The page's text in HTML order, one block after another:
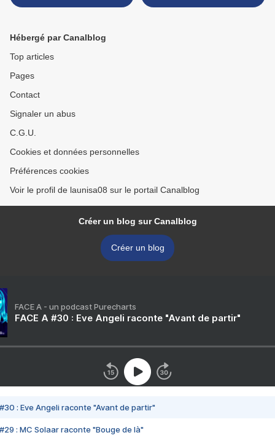
fantastiques"
Hébergé par Canalblog
Top articles
Pages
Contact
Signaler un abus
C.G.U.
Cookies et données personnelles
Préférences cookies
Voir le profil de launisa08 sur le portail Canalblog
Créer un blog sur Canalblog
Créer un blog
FACE A - un podcast Purecharts
FACE A #30 : Eve Angeli raconte "Avant de partir"
#30 : Eve Angeli raconte "Avant de partir"
#29 : MC Solaar raconte "Bouge de là"